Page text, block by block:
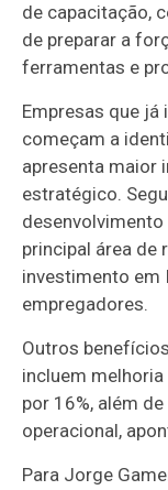
de capacitação,
de preparar a
ferramentas e
Empresas que
começam a
apresenta maior
estratégico.
principal área de
investimento em
empregadores.
Outros
incluem
por 16%, além
operacional,
Para Jorge